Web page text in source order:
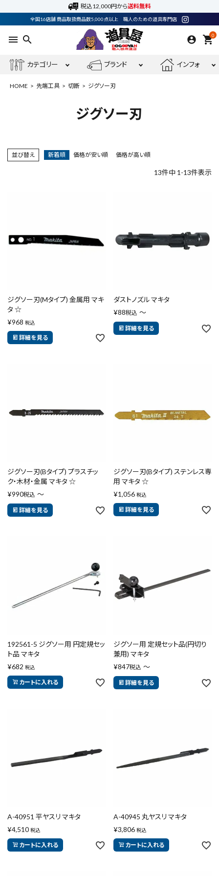
税込12,000円から送料無料
全国16店舗 商品取扱商品数5,000点以上 職人のための道具専門店
menu search 0
shopping_cart
カテゴリー ブランド インフォ
meeting_room ログイン
測定工具・筆記具
収納・腰袋・ワーク用品
HOME 先端工具 切断 ジグソー刃
ジグソー刃
並び替え 新着順 価格が安い順 価格が高い順
13件中 1 -13件表示
ジグソー刃(Mタイプ) 金属用 マキ
タ ☆
¥968 税込
詳細を見る
ダストノズル マキタ
¥88税込 〜
詳細を見る
ジグソー刃(Bタイプ) プラスチッ
ク・木材・金属 マキタ ☆
¥990税込 〜
詳細を見る
ジグソー刃(Bタイプ) ステンレス専
用 マキタ ☆
¥1,056 税込
詳細を見る
192561-5 ジグソー用 円定規セッ
ト品 マキタ
¥682 税込
カートに入れる
ジグソー用 定規セット品(円切り
兼用) マキタ
¥847税込 〜
詳細を見る
A-40951 平ヤスリ マキタ
¥4,510 税込
カートに入れる
A-40945 丸ヤスリ マキタ
¥3,806 税込
カートに入れる